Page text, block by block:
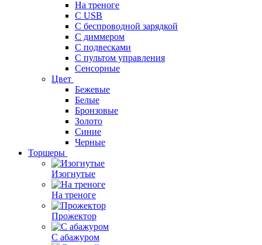
На треноге
С USB
С беспроводной зарядкой
С диммером
С подвесками
С пультом управления
Сенсорные
Цвет
Бежевые
Белые
Бронзовые
Золото
Синие
Черные
Торшеры
Изогнутые
На треноге
Прожектор
С абажуром